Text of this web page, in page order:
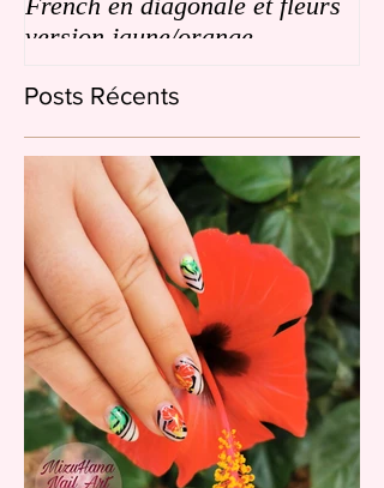
version jaune/orange
Posts Récents